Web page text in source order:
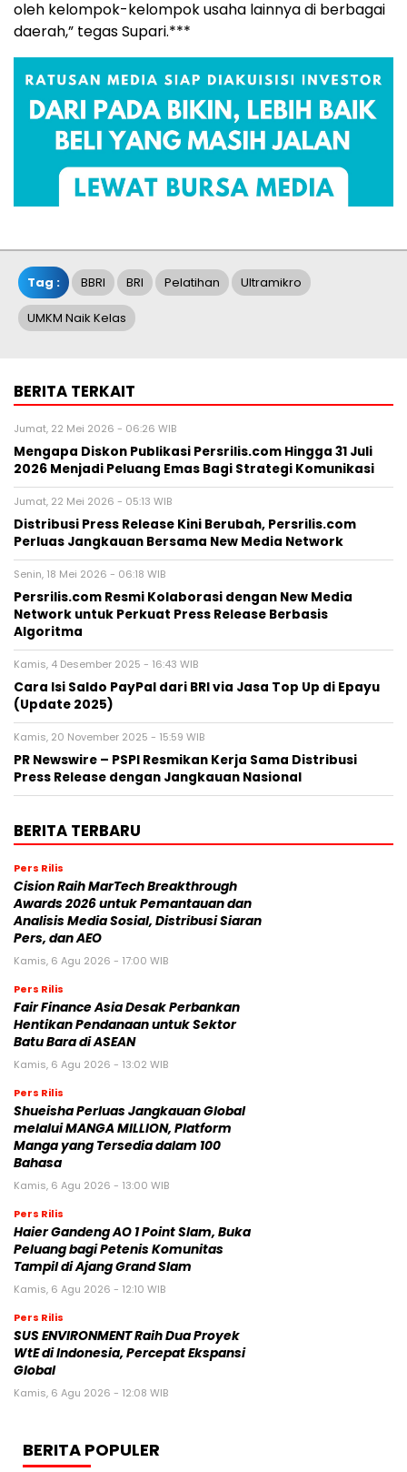
oleh kelompok-kelompok usaha lainnya di berbagai
daerah,” tegas Supari.***
Tag : BBRI BRI Pelatihan Ultramikro
UMKM Naik Kelas
BERITA TERKAIT
Jumat, 22 Mei 2026 - 06:26 WIB
Mengapa Diskon Publikasi Persrilis.com Hingga 31 Juli
2026 Menjadi Peluang Emas Bagi Strategi Komunikasi
Jumat, 22 Mei 2026 - 05:13 WIB
Distribusi Press Release Kini Berubah, Persrilis.com
Perluas Jangkauan Bersama New Media Network
Senin, 18 Mei 2026 - 06:18 WIB
Persrilis.com Resmi Kolaborasi dengan New Media
Network untuk Perkuat Press Release Berbasis
Algoritma
Kamis, 4 Desember 2025 - 16:43 WIB
Cara Isi Saldo PayPal dari BRI via Jasa Top Up di Epayu
(Update 2025)
Kamis, 20 November 2025 - 15:59 WIB
PR Newswire – PSPI Resmikan Kerja Sama Distribusi
Press Release dengan Jangkauan Nasional
BERITA TERBARU
Pers Rilis
Cision Raih MarTech Breakthrough
Awards 2026 untuk Pemantauan dan
Analisis Media Sosial, Distribusi Siaran
Pers, dan AEO
Kamis, 6 Agu 2026 - 17:00 WIB
Pers Rilis
Fair Finance Asia Desak Perbankan
Hentikan Pendanaan untuk Sektor
Batu Bara di ASEAN
Kamis, 6 Agu 2026 - 13:02 WIB
Pers Rilis
Shueisha Perluas Jangkauan Global
melalui MANGA MILLION, Platform
Manga yang Tersedia dalam 100
Bahasa
Kamis, 6 Agu 2026 - 13:00 WIB
Pers Rilis
Haier Gandeng AO 1 Point Slam, Buka
Peluang bagi Petenis Komunitas
Tampil di Ajang Grand Slam
Kamis, 6 Agu 2026 - 12:10 WIB
Pers Rilis
SUS ENVIRONMENT Raih Dua Proyek
WtE di Indonesia, Percepat Ekspansi
Global
Kamis, 6 Agu 2026 - 12:08 WIB
BERITA POPULER